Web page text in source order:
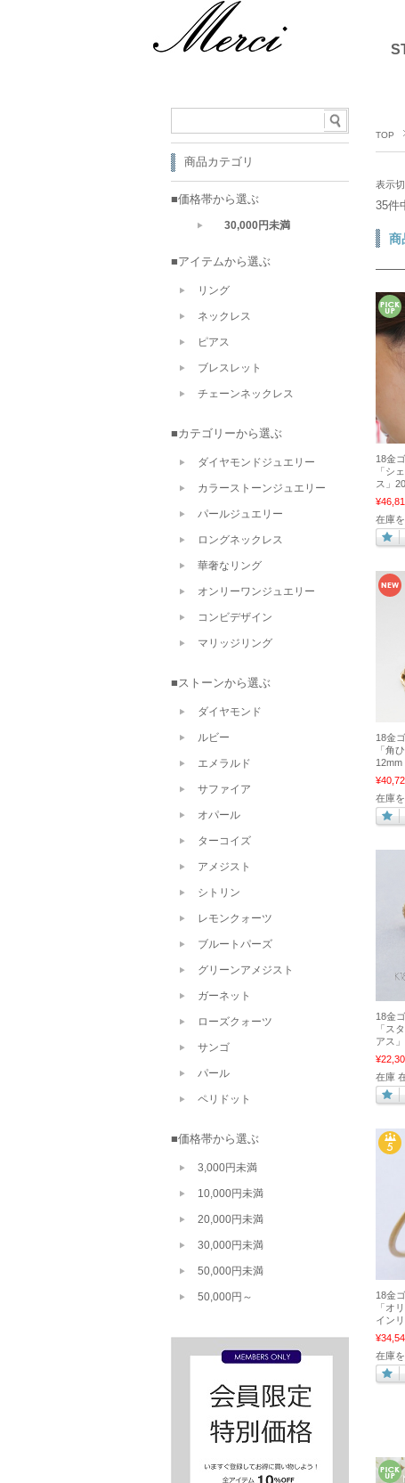
TOP
表示
35件
商
18金
「シ
ス」
在庫
18金
「角
12mm
在庫
18金
「ス
アス」
在庫
18金
「オ
インリ
在庫
商品カテゴリ
■価格帯から選ぶ
30,000円未満
■アイテムから選ぶ
リング
ネックレス
ピアス
ブレスレット
チェーンネックレス
■カテゴリーから選ぶ
ダイヤモンドジュエリー
カラーストーンジュエリー
パールジュエリー
ロングネックレス
華奢なリング
オンリーワンジュエリー
コンビデザイン
マリッジリング
■ストーンから選ぶ
ダイヤモンド
ルビー
エメラルド
サファイア
オパール
ターコイズ
アメジスト
シトリン
レモンクォーツ
ブルートパーズ
グリーンアメジスト
ガーネット
ローズクォーツ
サンゴ
パール
ペリドット
■価格帯から選ぶ
3,000円未満
10,000円未満
20,000円未満
30,000円未満
50,000円未満
50,000円～